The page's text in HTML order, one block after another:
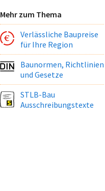
Mehr zum Thema
Verlässliche Baupreise
für Ihre Region
Baunormen, Richtlinien
und Gesetze
STLB-Bau
Ausschreibungstexte